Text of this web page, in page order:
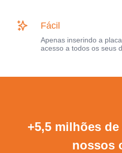
Fácil
Apenas inserindo a
acesso a todos os seus
+5,5 milhões
nossos